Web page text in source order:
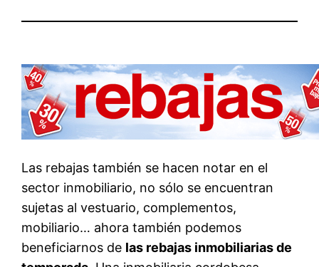
Las rebajas también se hacen notar en el
sector inmobiliario, no sólo se encuentran
sujetas al vestuario, complementos,
mobiliario… ahora también podemos
beneficiarnos de las rebajas inmobiliarias de